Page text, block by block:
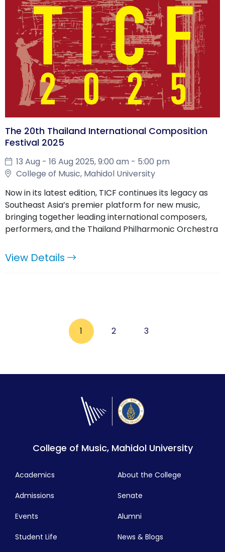
The 20th Thailand International Composition
Festival 2025
13 Aug - 16 Aug 2025, 9:00 am - 5:00 pm
College of Music, Mahidol University
Now in its latest edition, TICF continues its legacy as
Southeast Asia’s premier platform for new music,
bringing together leading international composers,
performers, and the Thailand Philharmonic Orchestra
View Details
1 2 3
College of Music, Mahidol University
Academics
Admissions
Events
Student Life
About the College
Senate
Alumni
News & Blogs